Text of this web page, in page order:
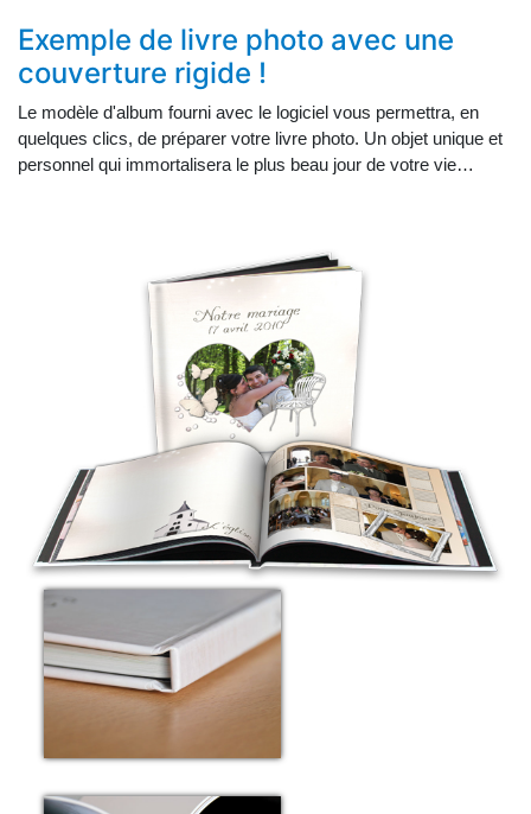
Exemple de livre photo avec une
couverture rigide !
Le modèle d'album fourni avec le logiciel vous permettra, en
quelques clics, de préparer votre livre photo. Un objet unique et
personnel qui immortalisera le plus beau jour de votre vie…